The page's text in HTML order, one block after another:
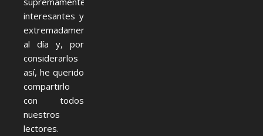
interesantes y
extremadamente
al día y, por
considerarlos
así, he querido
compartirlo
con todos
nuestros
lectores.